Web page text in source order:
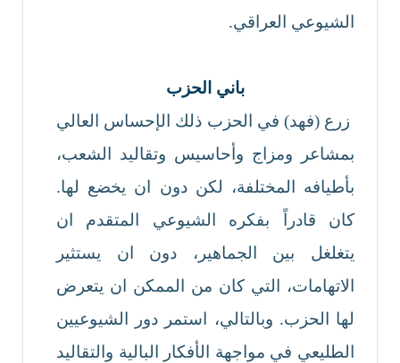
الشيوعي العراقي.
باني الحزب
زرع (فهد) في الحزب ذلك الإحساس العالي
بمشاعر ومزاج وأحاسيس وتقاليد الشعب،
بأطيافه المختلفة، لكن دون ان يخضع لها.
كان قادراً بفكره الشيوعي المتقدم ان
يتغلغل بين الجماهير، دون ان يستثير
الاتهامات، التي كان من الممكن ان يتعرض
لها الحزب. وبالتالي، استمر دور الشيوعيين
الطليعي في مواجهة الأفكار البالية والتقاليد